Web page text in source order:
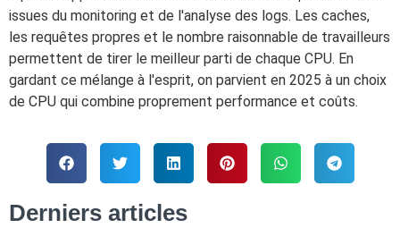
issues du monitoring et de l'analyse des logs. Les caches,
les requêtes propres et le nombre raisonnable de travailleurs
permettent de tirer le meilleur parti de chaque CPU. En
gardant ce mélange à l'esprit, on parvient en 2025 à un choix
de CPU qui combine proprement performance et coûts.
Derniers articles